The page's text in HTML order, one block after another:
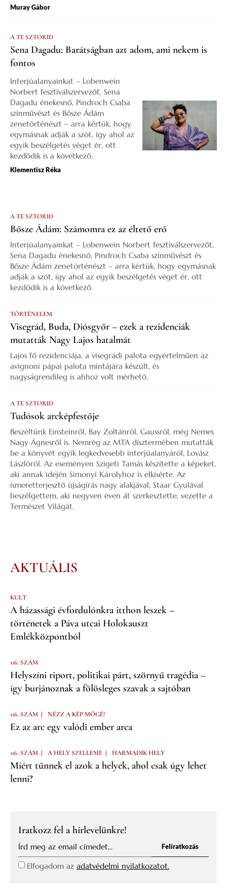
Muray Gábor
A TE SZTORID
Sena Dagadu: Barátságban azt adom, ami nekem is
fontos
Interjúalanyainkat – Lobenwein
Norbert fesztiválszervezőt, Sena
Dagadu énekesnő, Pindroch Csaba
színművészt és Bősze Ádám
zenetörténészt – arra kértük, hogy
egymásnak adják a szót, így ahol az
egyik beszélgetés véget ér, ott
kezdődik is a következő.
Klementisz Réka
A TE SZTORID
Bősze Ádám: Számomra ez az éltető erő
Interjúalanyainkat – Lobenwein Norbert fesztiválszervezőt,
Sena Dagadu énekesnő, Pindroch Csaba színművészt és
Bősze Ádám zenetörténészt – arra kértük, hogy egymásnak
adják a szót, így ahol az egyik beszélgetés véget ér, ott
kezdődik is a következő.
TÖRTÉNELEM
Visegrád, Buda, Diósgyőr – ezek a rezidenciák
mutatták Nagy Lajos hatalmát
Lajos fő rezidenciája, a visegrádi palota egyértelműen az
avignoni pápai palota mintájára készült, és
nagyságrendileg is ahhoz volt mérhető.
A TE SZTORID
Tudósok arcképfestője
Beszéltünk Einsteinről, Bay Zoltánról, Gaussról, még Nemes
Nagy Ágnesről is. Nemrég az MTA dísztermében mutatták
be a könyvét egyik legkedvesebb interjúalanyáról, Lovász
Lászlóról. Az eseményen Szigeti Tamás készítette a képeket,
aki annak idején Simonyi Károlyhoz is elkísérte. Az
ismeretterjesztő újságírás nagy alakjával, Staar Gyulával
beszélgettem, aki negyven éven át szerkesztette, vezette a
Természet Világát.
AKTUÁLIS
KULT
A házassági évfordulónkra itthon leszek –
történetek a Páva utcai Holokauszt
Emlékközpontból
116. SZÁM
Helyszíni riport, politikai párt, szörnyű tragédia –
így burjánoznak a fölösleges szavak a sajtóban
116. SZÁM | NÉZZ A KÉP MÖGÉ!
Ez az arc egy valódi ember arca
116. SZÁM | A HELY SZELLEME | HARMADIK HELY
Miért tűnnek el azok a helyek, ahol csak úgy lehet
lenni?
Iratkozz fel a hírlevelünkre!
Elfogadom az adatvédelmi nyilatkozatot.
Feliratkozás